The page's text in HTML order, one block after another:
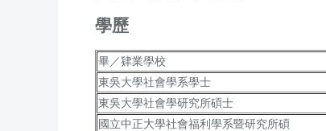
學歷
畢／肄業學校
東吳大學社會學系學士
東吳大學社會學研究所碩士
國立中正大學社會福利學系暨研究所碩